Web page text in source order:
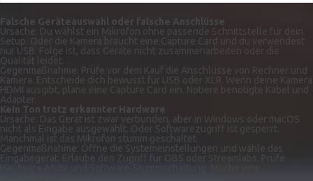
Falsche Geräteauswahl oder falsche Anschlüsse
Ursache: Du wählst ein Mikrofon ohne passende Schnittstelle für dein
Setup. Oder die Kamera braucht eine Capture Card und du verwendest
nur USB. Folge ist, dass Geräte nicht zusammenarbeiten oder die
Qualität leidet.
Gegenmaßnahme: Prüfe vor dem Kauf die Anschlüsse von Rechner und
Kamera. Entscheide dich bewusst für USB oder XLR. Wenn deine Kamera
HDMI ausgibt, plane eine Capture Card ein. Notiere benötigte Kabel und
Adapter.
Kein Ton trotz erkannter Hardware
Ursache: Das Gerät ist zwar verbunden, aber in Windows oder macOS
nicht als Eingabe ausgewählt. Oder Softwarezugriff ist gesperrt.
Manchmal ist das Mikrofon stumm geschaltet.
Gegenmaßnahme: Öffne die Systemeinstellungen und wähle das
Eingabegerät. Erlaube den Zugriff für OBS oder Streamlabs. Prüfe